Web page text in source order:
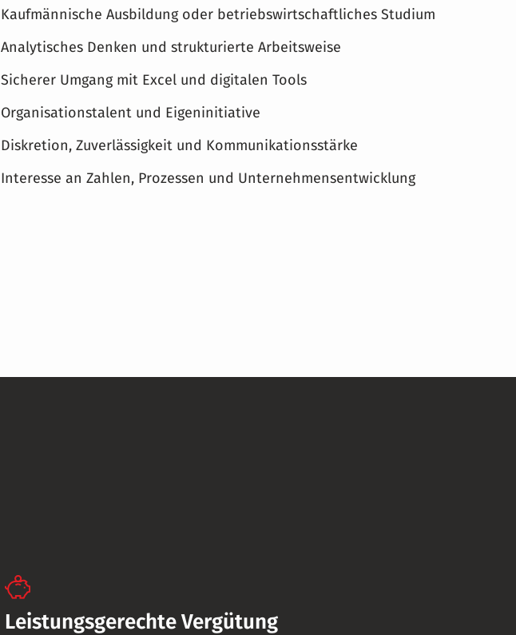
Kaufmännische Ausbildung oder betriebswirtschaftliches Studium
Analytisches Denken und strukturierte Arbeitsweise
Sicherer Umgang mit Excel und digitalen Tools
Organisationstalent und Eigeninitiative
Diskretion, Zuverlässigkeit und Kommunikationsstärke
Interesse an Zahlen, Prozessen und Unternehmensentwicklung
Leistungsgerechte Vergütung